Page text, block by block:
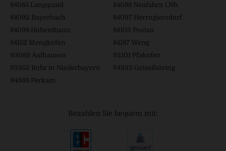
84085 Langquaid
84088 Neufahrn i.Nb.
84092 Bayerbach
84097 Herrngiersdorf
84098 Hohenthann
84103 Postau
84152 Mengkofen
84187 Weng
93089 Aufhausen
93101 Pfakofen
93352 Rohr in Niederbayern
94333 Geiselhöring
94368 Perkam
Bezahlen Sie bequem mit: